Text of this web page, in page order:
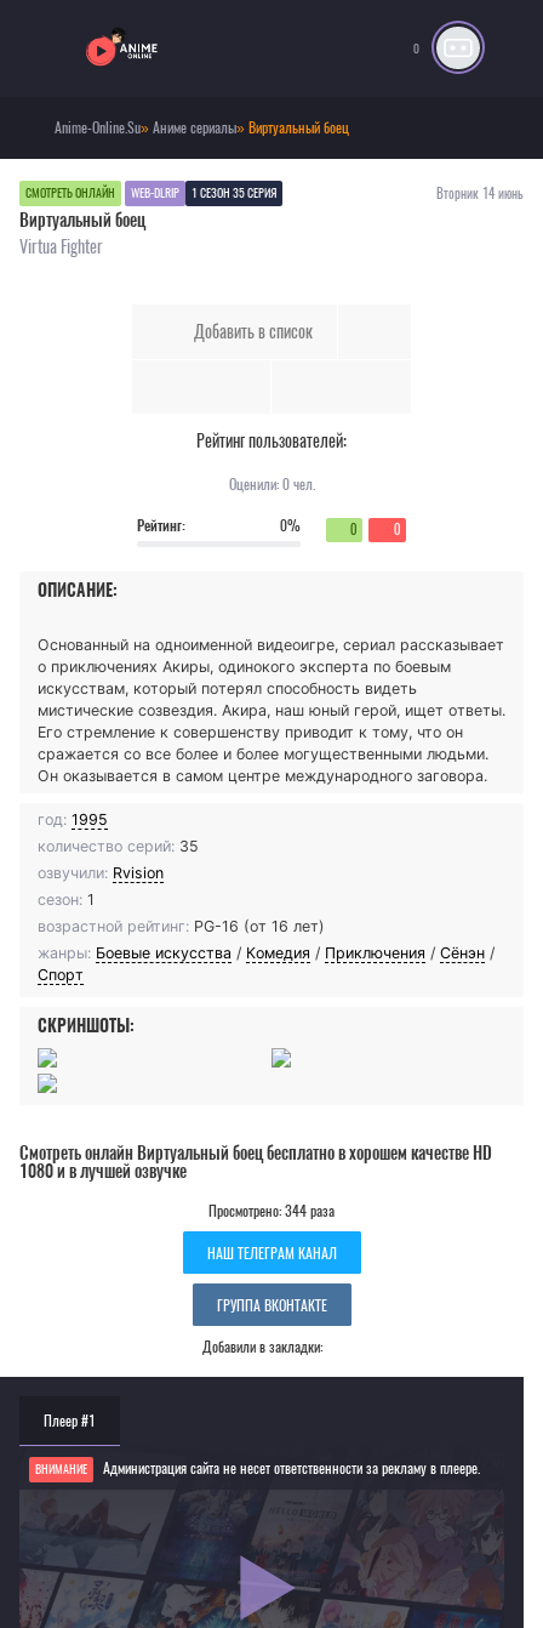
0
Anime-Online.Su»Аниме сериалы» Виртуальный боец
СМОТРЕТЬ ОНЛАЙН WEB-DLRIP 1 СЕЗОН 35 СЕРИЯ Вторник 14 июнь
Виртуальный боец
Virtua Fighter
Добавить в список
Рейтинг пользователей:
Оценили:0чел.
Рейтинг:
0% 0 0
ОПИСАНИЕ:
Основанный на одноименной видеоигре, сериал рассказывает
о приключениях Акиры, одинокого эксперта по боевым
искусствам, который потерял способность видеть
мистические созвездия. Акира, наш юный герой, ищет ответы.
Его стремление к совершенству приводит к тому, что он
сражается со все более и более могущественными людьми.
Он оказывается в самом центре международного заговора.
год: 1995
количество серий: 35
озвучили: Rvision
сезон: 1
возрастной рейтинг: PG-16 (от 16 лет)
жанры: Боевые искусства / Комедия / Приключения / Сёнэн /
Спорт
СКРИНШОТЫ:
Смотреть онлайн Виртуальный боец бесплатно в хорошем качестве HD
1080 и в лучшей озвучке
Просмотрено: 344 раза
НАШ ТЕЛЕГРАМ КАНАЛ
ГРУППА ВКОНТАКТЕ
Добавили в закладки:
Плеер #1
ВНИМАНИЕ Администрация сайта не несет ответственности за рекламу в плеере.
Если видео не работает, обновите страницу или выберите другой плеер!
Для просмотра некоторых аниме необходимо установить VPN
Текущее воспроизведение：Виртуальный боец